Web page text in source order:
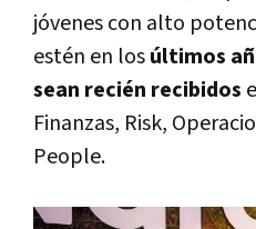
jóvenes con alto
estén en losúltimos
sean recién recibidos
Finanzas, Risk,
People.